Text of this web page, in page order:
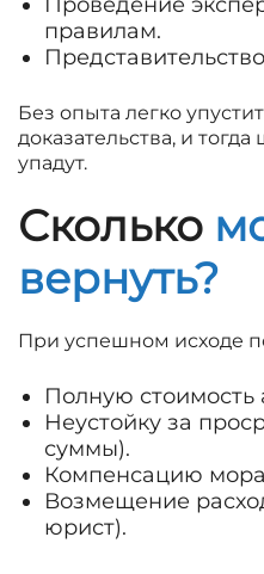
правилам.
Без опыта легко
доказательства, и
упадут.
Сколько
вернуть?
При успешном исходе
Полную стоимость
Неустойку за
суммы).
Компенсацию
Возмещение
юрист).